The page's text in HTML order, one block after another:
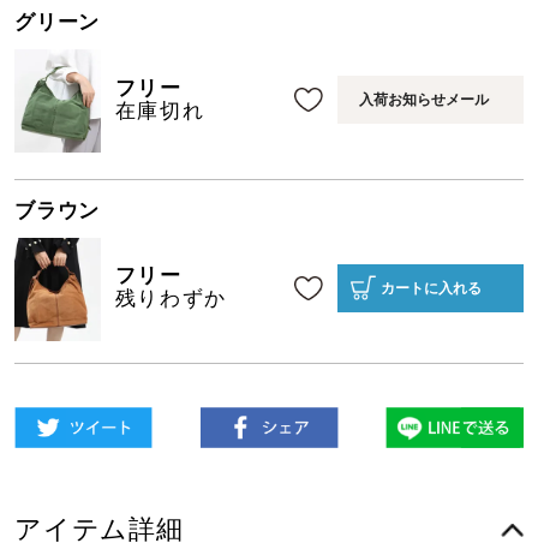
グリーン
フリー
在庫切れ
入荷お知らせメール
ブラウン
フリー
残りわずか
カートに入れる
アイテム詳細